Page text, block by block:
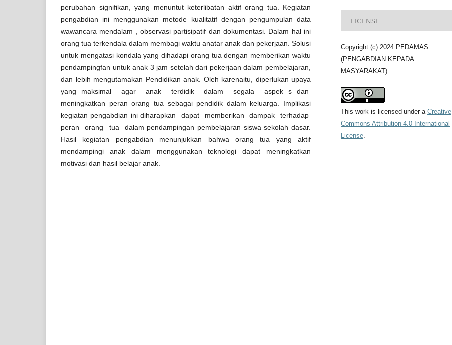
perubahan signifikan, yang menuntut keterlibatan aktif orang tua. Kegiatan
pengabdian ini menggunakan metode kualitatif dengan pengumpulan data
wawancara mendalam , observasi partisipatif dan dokumentasi. Dalam hal ini
orang tua terkendala dalam membagi waktu anatar anak dan pekerjaan. Solusi
untuk mengatasi kondala yang dihadapi orang tua dengan memberikan waktu
pendampingfan untuk anak 3 jam setelah dari pekerjaan dalam pembelajaran,
dan lebih mengutamakan Pendidikan anak. Oleh karenaitu, diperlukan upaya
yang maksimal agar anak terdidik dalam segala aspek s dan
meningkatkan peran orang tua sebagai pendidik dalam keluarga. Implikasi
kegiatan pengabdian ini diharapkan dapat memberikan dampak terhadap
peran orang tua dalam pendampingan pembelajaran siswa sekolah dasar.
Hasil kegiatan pengabdian menunjukkan bahwa orang tua yang aktif
mendampingi anak dalam menggunakan teknologi dapat meningkatkan
motivasi dan hasil belajar anak.
LICENSE
Copyright (c) 2024 PEDAMAS
(PENGABDIAN KEPADA
MASYARAKAT)
This work is licensed under a Creative
Commons Attribution 4.0 International
License.